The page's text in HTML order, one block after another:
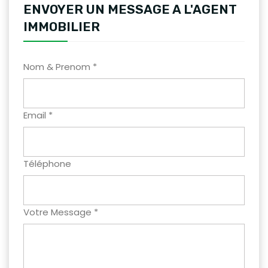
ENVOYER UN MESSAGE A L'AGENT
IMMOBILIER
Nom & Prenom *
Email *
Téléphone
Votre Message *